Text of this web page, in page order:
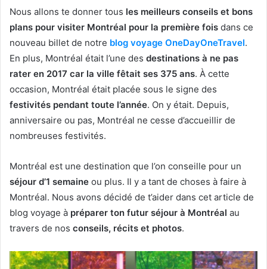
Nous allons te donner tous les meilleurs conseils et bons
plans pour visiter Montréal pour la première fois dans ce
nouveau billet de notre blog voyage OneDayOneTravel.
En plus, Montréal était l’une des destinations à ne pas
rater en 2017 car la ville fêtait ses 375 ans. À cette
occasion, Montréal était placée sous le signe des
festivités pendant toute l’année. On y était. Depuis,
anniversaire ou pas, Montréal ne cesse d’accueillir de
nombreuses festivités.
Montréal est une destination que l’on conseille pour un
séjour d’1 semaine ou plus. Il y a tant de choses à faire à
Montréal. Nous avons décidé de t’aider dans cet article de
blog voyage à préparer ton futur séjour à Montréal au
travers de nos conseils, récits et photos.